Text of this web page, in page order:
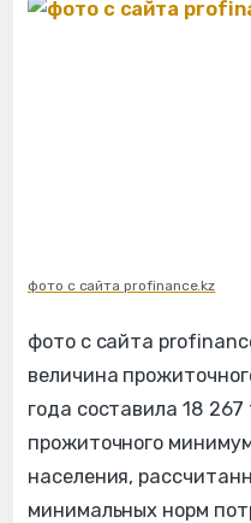
фото с сайта profinance.kz
фото с сайта
величина
года составила 18
прожиточного
населения,
минимальных норм